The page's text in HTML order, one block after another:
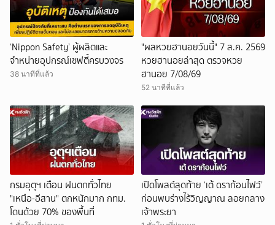
‘Nippon Safety’ ผู้ผลิตและ
จำหน่ายอุปกรณ์เซฟตี้ครบวงจร
38 นาทีที่แล้ว
"ผลหวยฮานอยวันนี้" 7 ส.ค. 2569
หวยฮานอยล่าสุด ตรวจหวย
ฮานอย 7/08/69
52 นาทีที่แล้ว
กรมอุตุฯ เตือน ฝนตกทั่วไทย
"เหนือ-อีสาน" ตกหนักมาก กทม.
โดนด้วย 70% ของพื้นที่
เปิดโพสต์สุดท้าย ‘เต้ ดราก้อนไฟว์’
ก่อนพบร่างไร้วิญญาณ ลอยกลาง
เจ้าพระยา